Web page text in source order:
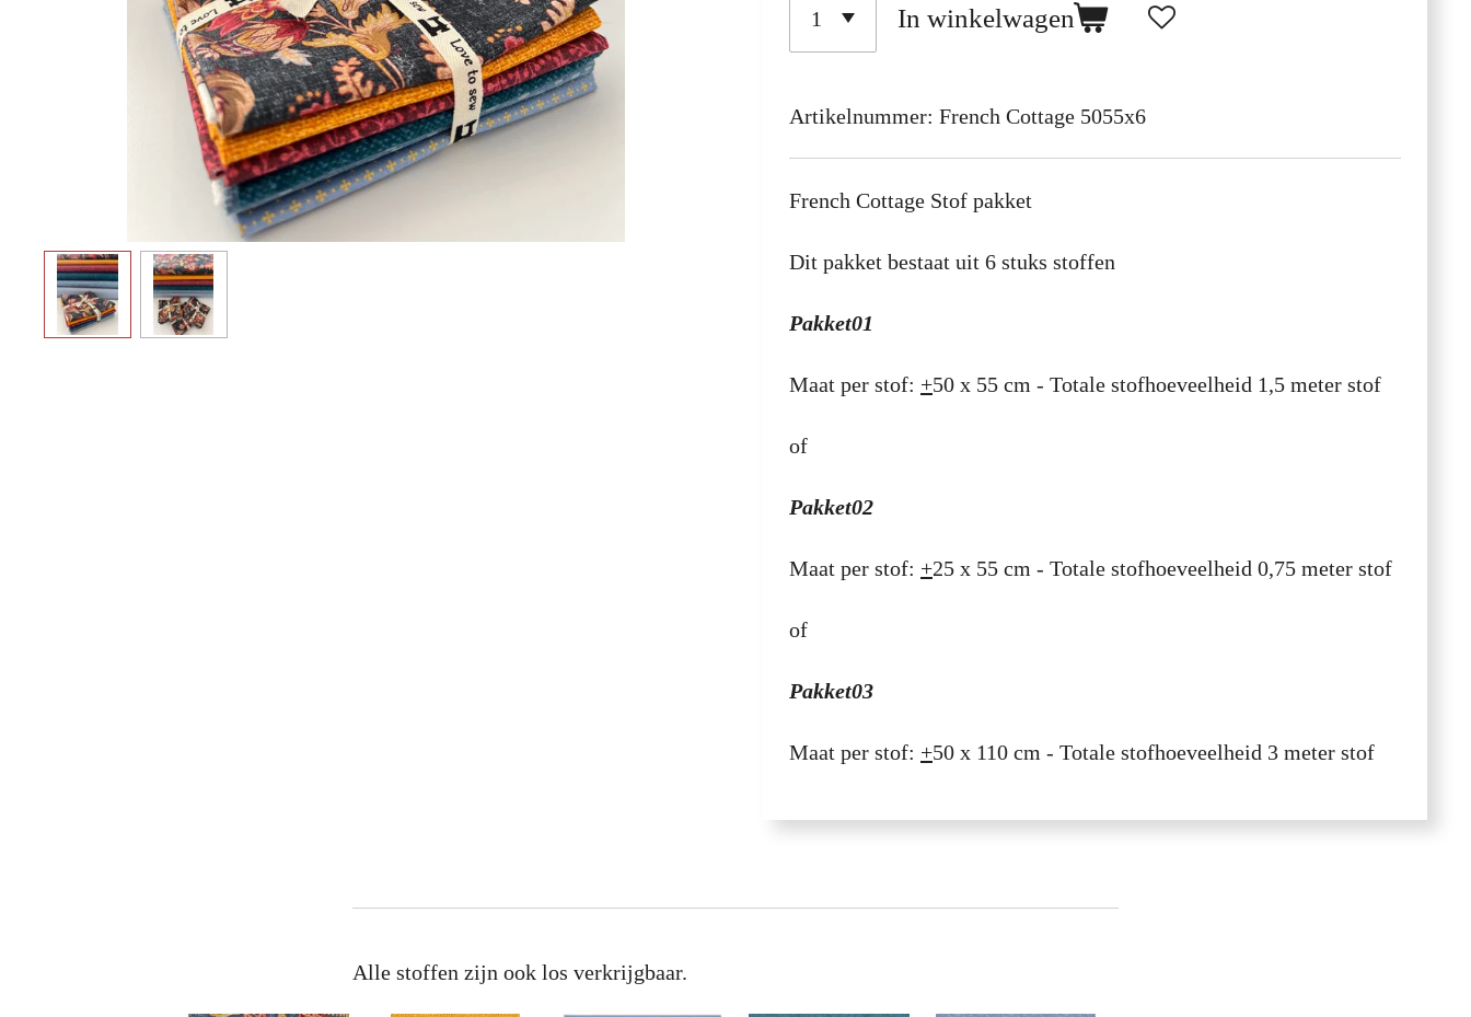
In winkelwagen
Artikelnummer: French Cottage 5055x6
French Cottage Stof pakket
Dit pakket bestaat uit 6 stuks stoffen
Pakket01
Maat per stof: +50 x 55 cm - Totale stofhoeveelheid 1,5 meter stof
of
Pakket02
Maat per stof: +25 x 55 cm - Totale stofhoeveelheid 0,75 meter stof
of
Pakket03
Maat per stof: +50 x 110 cm - Totale stofhoeveelheid 3 meter stof
Alle stoffen zijn ook los verkrijgbaar.